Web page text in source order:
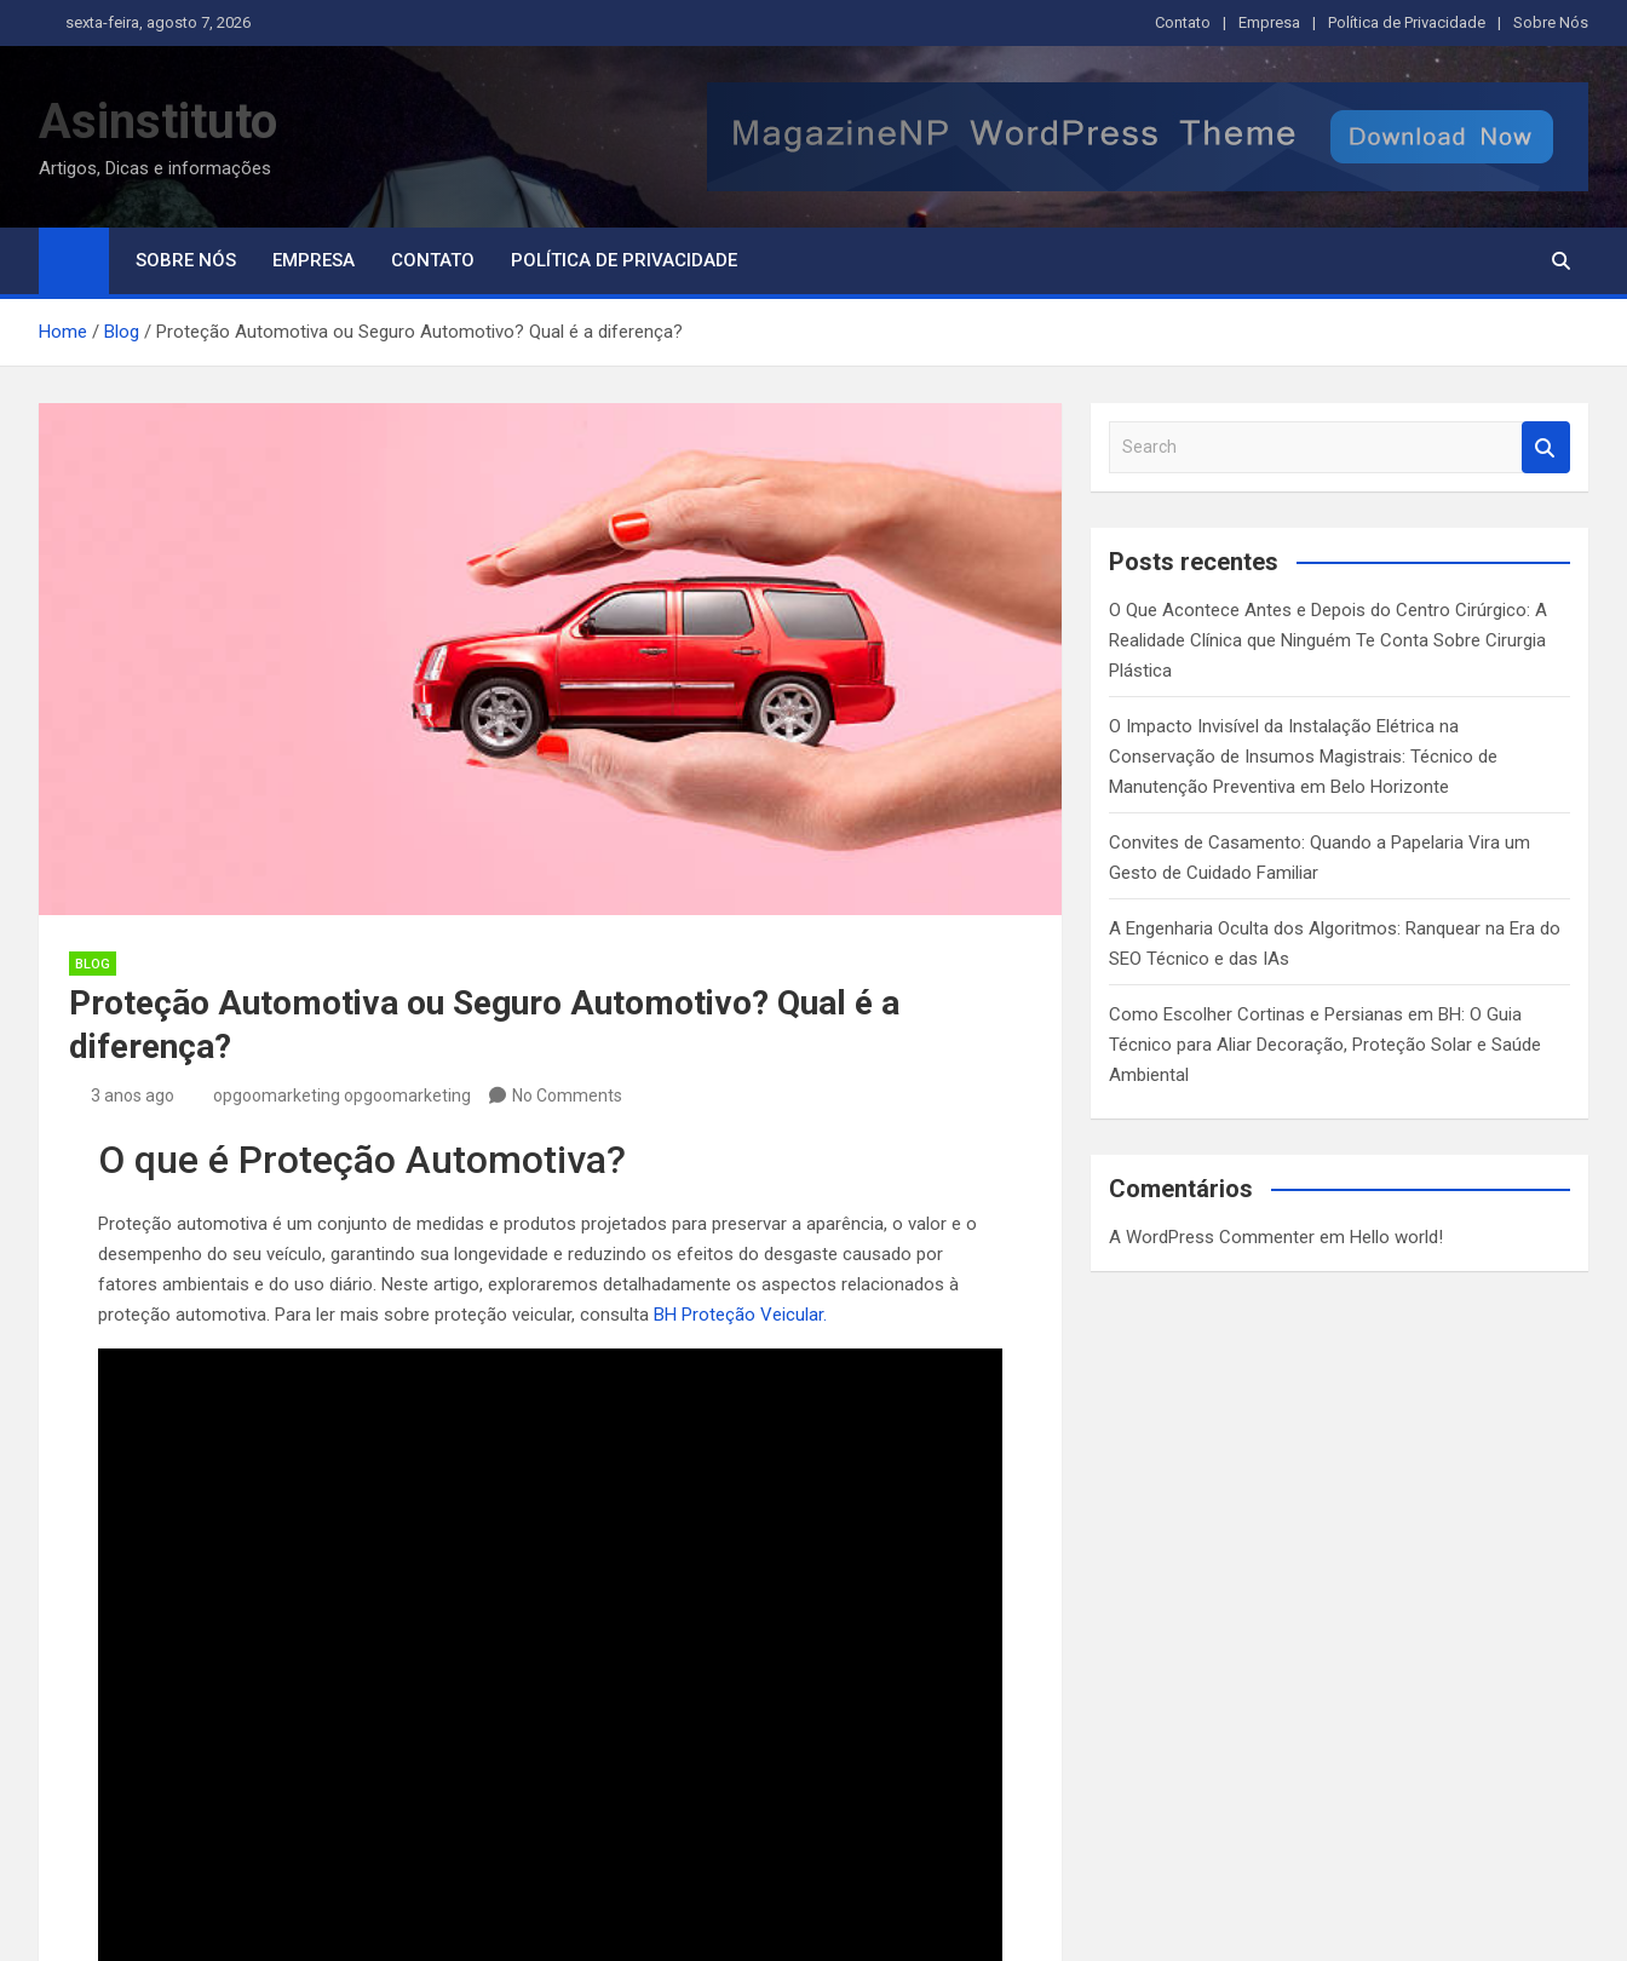
to
sexta-feira, agosto 7, 2026 Contato Empresa Política de Privacidade Sobre Nós
Asinstituto
Artigos, Dicas e informações
SOBRE NÓS EMPRESA CONTATO POLÍTICA DE PRIVACIDADE
Home Blog Proteção Automotiva ou Seguro Automotivo? Qual é a diferença?
BLOG
Proteção Automotiva ou Seguro Automotivo? Qual é a
diferença?
3 anos ago opgoomarketing opgoomarketing No Comments
O que é Proteção Automotiva?
Proteção automotiva é um conjunto de medidas e produtos projetados para preservar a aparência, o valor e o
desempenho do seu veículo, garantindo sua longevidade e reduzindo os efeitos do desgaste causado por
fatores ambientais e do uso diário. Neste artigo, exploraremos detalhadamente os aspectos relacionados à
proteção automotiva. Para ler mais sobre proteção veicular, consulta BH Proteção Veicular.
a
c
Posts recentes
O Que Acontece Antes e Depois do Centro Cirúrgico: A
Realidade Clínica que Ninguém Te Conta Sobre Cirurgia
Plástica
O Impacto Invisível da Instalação Elétrica na
Conservação de Insumos Magistrais: Técnico de
Manutenção Preventiva em Belo Horizonte
Convites de Casamento: Quando a Papelaria Vira um
Gesto de Cuidado Familiar
A Engenharia Oculta dos Algoritmos: Ranquear na Era do
SEO Técnico e das IAs
Como Escolher Cortinas e Persianas em BH: O Guia
Técnico para Aliar Decoração, Proteção Solar e Saúde
Ambiental
Comentários
A WordPress Commenter emHello world!